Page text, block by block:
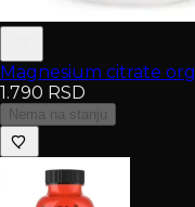
Magnesium citrate
1.790 RSD
Nema na stanju